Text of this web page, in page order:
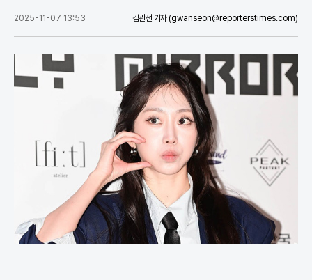
2025-11-07 13:53 김관선 기자 (gwanseon@reporterstimes.com)